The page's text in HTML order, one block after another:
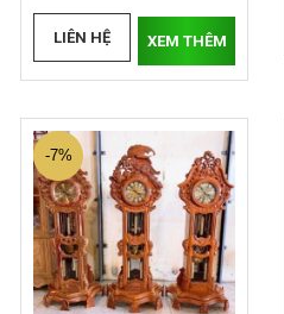
LIÊN HỆ XEM THÊM
-7%